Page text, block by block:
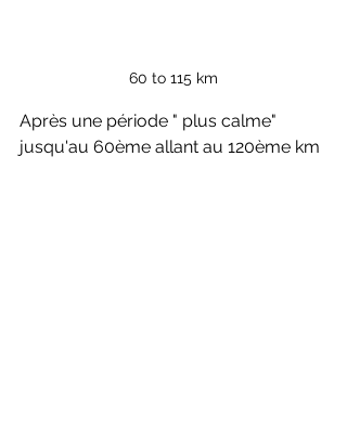
60 to 115 km
Après une période " plus calme"
jusqu'au 60ème allant au 120ème km